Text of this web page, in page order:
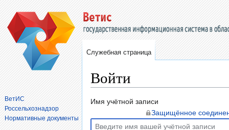
Войти
Перейти
навигации
Перейти
поиску
Имя учётной записи
Защищённое
Служебная страница
ВетИС
Россельхознадзор
Нормативные документы